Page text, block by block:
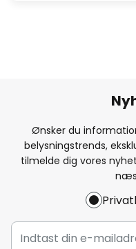
Ønsker du
belysningstrends,
tilmelde dig vores